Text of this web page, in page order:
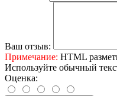
Ваш отзыв:
Примечание: HTML
Используйте обычный
Оценка: